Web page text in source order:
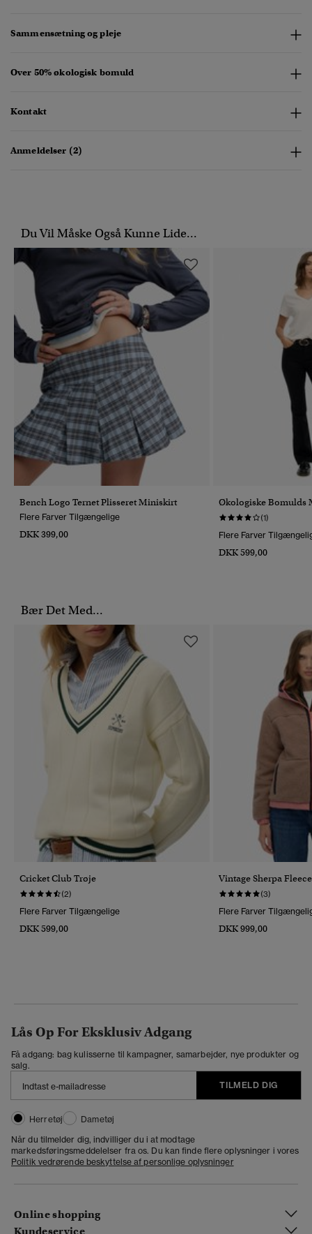
Sammensætning og pleje
Over 50% økologisk bomuld
Kontakt
Anmeldelser (2)
Du Vil Måske Også Kunne Lide...
Bench Logo Ternet Plisseret Miniskirt
Flere Farver Tilgængelige
DKK 399,00
Økologiske Bomulds
(1)
Flere Farver
DKK 599,00
Bær Det Med...
Cricket Club Trøje
(2)
Flere Farver Tilgængelige
DKK 599,00
Vintage Sherpa
(3)
Flere Farver
DKK 999,00
Lås Op For Eksklusiv Adgang
Få adgang: bag kulisserne til kampagner, samarbejder, nye produkter og
salg.
TILMELD DIG
Herretøj
Dametøj
Når du tilmelder dig, indvilliger du i at modtage
markedsføringsmeddelelser fra os. Du kan finde flere oplysninger i vores
Politik vedrørende beskyttelse af personlige oplysninger
Online shopping
Kundeservice